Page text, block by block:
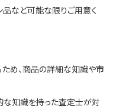
品など可能な限りご用意く
め、商品の詳細な知識や市
な知識を持った査定士が対